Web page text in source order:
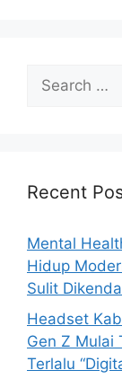
h
r
:
Recent
Mental
Hidup
Sulit
Headset
Gen Z Mulai
Terlalu